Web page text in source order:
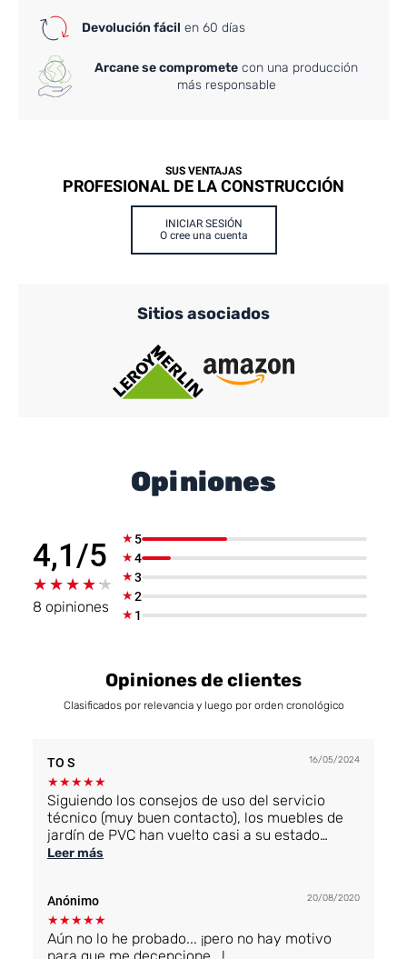
Devolución fácil en 60 días
Arcane se compromete con una producción
más responsable
SUS VENTAJAS
PROFESIONAL DE LA CONSTRUCCIÓN
INICIAR SESIÓN
O cree una cuenta
Sitios asociados
Opiniones
4,1/5
★★★★★
★★★★★
8 opiniones
★5
★4
★3
★2
★1
Opiniones de clientes
Clasificados por relevancia y luego por orden cronológico
TO S 16/05/2024
★★★★★
Siguiendo los consejos de uso del servicio
técnico (muy buen contacto), los muebles de
jardín de PVC han vuelto casi a su estado
original. Sin embargo, en algunos tipos de
Leer más
Anónimo 20/08/2020
★★★★★
Aún no lo he probado... ¡pero no hay motivo